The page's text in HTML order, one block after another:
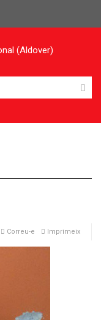
(Aldover)
Imprimeix
Correu-e